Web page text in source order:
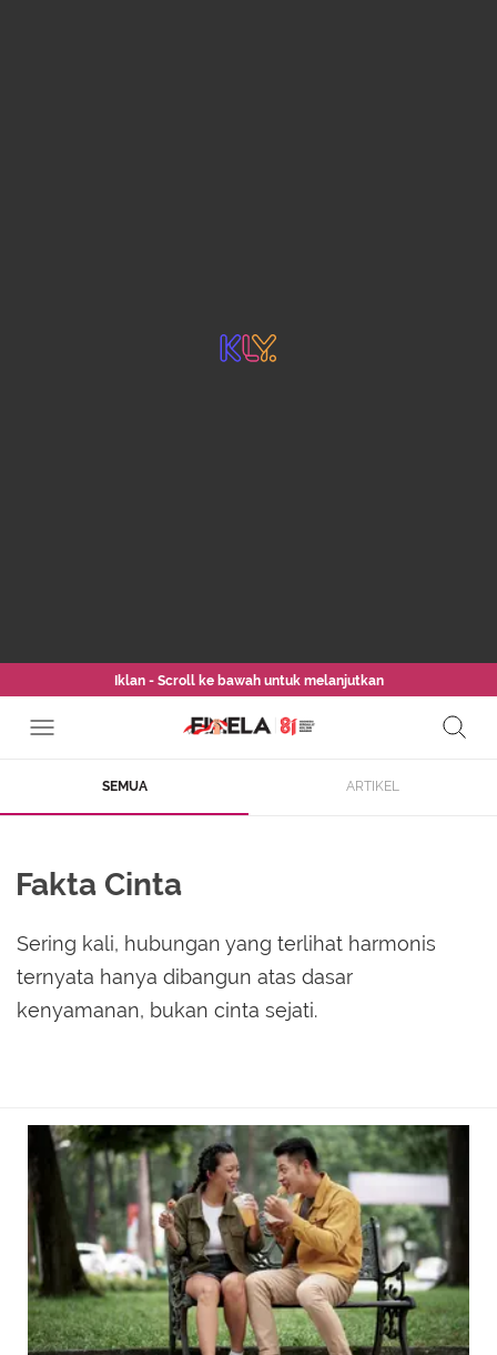
Iklan - Scroll ke bawah untuk melanjutkan
SEMUA ARTIKEL
Fakta Cinta
Sering kali, hubungan yang terlihat harmonis
ternyata hanya dibangun atas dasar
kenyamanan, bukan cinta sejati.